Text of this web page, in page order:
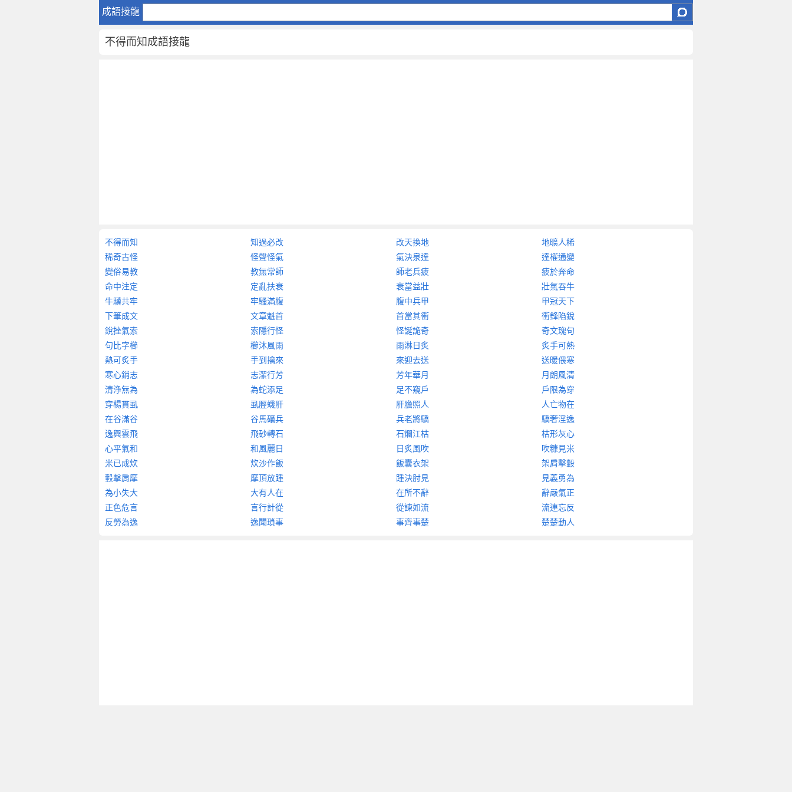
成語接龍
不
而
知
大
全
不得而知成語接龍
不得而知 知過必改 改天換地
地曠人稀
稀奇古怪
怪聲怪氣 氣決泉達
達權通變
變俗易教
教無常師 師老兵疲
疲於奔命
命中注定
定亂扶衰 衰當益壯
壯氣吞牛
牛驥共牢
牢騷滿腹 腹中兵甲
甲冠天下
下筆成文
文章魁首 首當其衝
衝鋒陷銳
銳挫氣索
索隱行怪 怪誕詭奇
奇文瑰句
句比字櫛
櫛沐風雨 雨淋日炙
炙手可熱
熱可炙手
手到擒來 來迎去送
送暖偎寒
寒心銷志
志潔行芳 芳年華月
月朗風清
清浄無為
為蛇添足 足不窺戶
戶限為穿
穿楊貫虱
虱脛蟣肝 肝膽照人
人亡物在
在谷滿谷
谷馬礪兵 兵老將驕
驕奢淫逸
逸興雲飛
飛砂轉石 石爛江枯
枯形灰心
心平氣和
和風麗日 日炙風吹
吹糠見米
米已成炊
炊沙作飯 飯囊衣架
架肩擊轂
轂擊肩摩
摩頂放踵 踵決肘見
見義勇為
為小失大
大有人在 在所不辭
辭嚴氣正
正色危言
言行計從 從諫如流
流連忘反
反勞為逸
逸聞瑣事 事齊事楚 楚楚動人